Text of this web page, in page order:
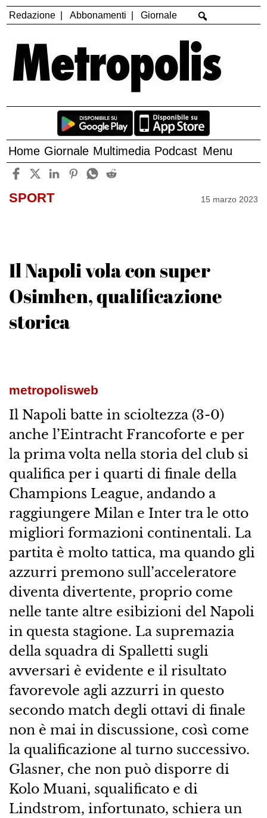
Redazione Abbonamenti Giornale
Home Giornale Multimedia Podcast Menu
SPORT 15 marzo 2023
Il Napoli vola con super
Osimhen, qualificazione
storica
metropolisweb
Il Napoli batte in scioltezza (3-0)
anche l’Eintracht Francoforte e per
la prima volta nella storia del club si
qualifica per i quarti di finale della
Champions League, andando a
raggiungere Milan e Inter tra le otto
migliori formazioni continentali. La
partita è molto tattica, ma quando gli
azzurri premono sull’acceleratore
diventa divertente, proprio come
nelle tante altre esibizioni del Napoli
in questa stagione. La supremazia
della squadra di Spalletti sugli
avversari è evidente e il risultato
favorevole agli azzurri in questo
secondo match degli ottavi di finale
non è mai in discussione, così come
la qualificazione al turno successivo.
Glasner, che non può disporre di
Kolo Muani, squalificato e di
Lindstrom, infortunato, schiera un